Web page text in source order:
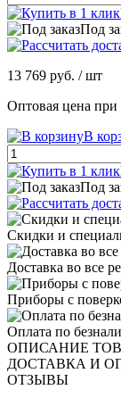
Под
13 769 руб. / шт
Оптовая цена при
В
Под
Скидки и
Доставка во все
Приборы с
Оплата по
ОПИСАНИЕ
ДОСТАВКА И
ОТЗЫВЫ